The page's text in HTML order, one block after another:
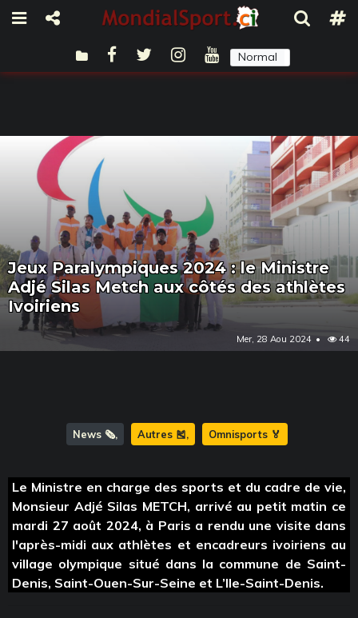
Normal
Jeux Paralympiques 2024 : le Ministre
Adjé Silas Metch aux côtés des athlètes
Ivoiriens
Mer, 28 Aou 2024 44
News 🗞️ Autres 🎽 Omnisports 🏅
Le Ministre en charge des sports et du cadre de vie,
Monsieur Adjé Silas METCH, arrivé au petit matin ce
mardi 27 août 2024, à Paris a rendu une visite dans
l'après-midi aux athlètes et encadreurs ivoiriens au
village olympique situé dans la commune de Saint-
Denis, Saint-Ouen-Sur-Seine et L’Ile-Saint-Denis.